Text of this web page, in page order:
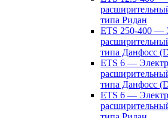
типа Ридан
ETS 250-400 —
типа Данфосс
ETS 6 —
типа Данфосс
ETS 6 —